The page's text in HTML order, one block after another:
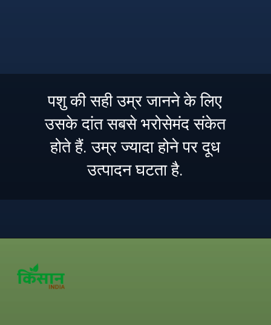
पशु की सही उम्र जानने के लिए
उसके दांत सबसे भरोसेमंद संकेत
होते हैं. उम्र ज्यादा होने पर दूध
उत्पादन घटता है.